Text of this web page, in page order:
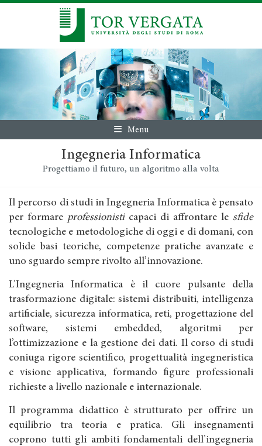
Menu
Ingegneria Informatica
Progettiamo il futuro, un algoritmo alla volta
Il percorso di studi in Ingegneria Informatica è pensato
per formare professionisticapaci di affrontare le sfide
tecnologiche e metodologiche di oggi e di domani, con
solide basi teoriche, competenze pratiche avanzate e
uno sguardo sempre rivolto all’innovazione.
L’Ingegneria Informatica è il cuore pulsante della
trasformazione digitale: sistemi distribuiti, intelligenza
artificiale, sicurezza informatica, reti, progettazione del
software, sistemi embedded, algoritmi per
l’ottimizzazione e la gestione dei dati. Il corso di studi
coniuga rigore scientifico, progettualità ingegneristica
e visione applicativa, formando figure professionali
richieste a livello nazionale e internazionale.
Il programma didattico è strutturato per offrire un
equilibrio tra teoria e pratica. Gli insegnamenti
coprono tutti gli ambiti fondamentali dell’ingegneria